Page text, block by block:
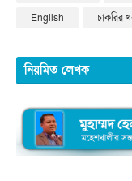
English
চাকরির
নিয়মিত লেখক